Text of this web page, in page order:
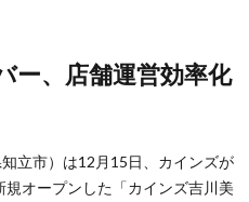
立市）は12月15日、カインズが
オープンした「カインズ吉川美